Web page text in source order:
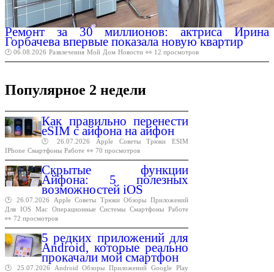
Ремонт за 30 миллионов: актриса Ирина
Горбачева впервые показала новую квартир
🕑 06.08.2026 Развлечения Мой Дом Новости 👀 12 просмотров
Популярное 2 недели
Как правильно перенести
eSIM с айфона на айфон
🕑 26.07.2026 Apple Советы Трюки
ESIM
IPhone Смартфоны Работе 👀 70 просмотров
Скрытые функции
Айфона: 5 полезных
возможностей iOS
🕑 26.07.2026 Apple Советы Трюки Обзоры Приложений
Для IOS Mac Операционные Системы Смартфоны Работе
👀 72 просмотров
5 редких приложений для
Android, которые реально
прокачали мой смартфон
🕑 25.07.2026 Android Обзоры Приложений Google Play